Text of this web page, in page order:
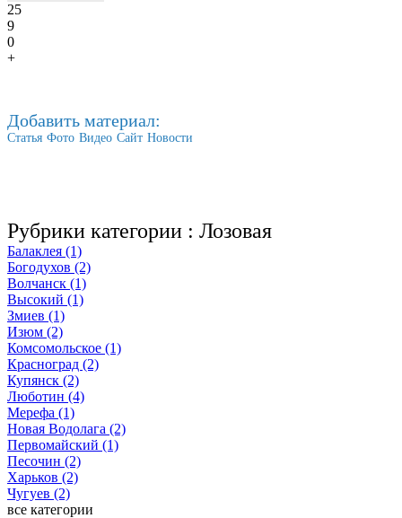
25
9
0
+
Добавить материал:
Статья Фото Видео Сайт Новости
Рубрики категории : Лозовая
Балаклея (1)
Богодухов (2)
Волчанск (1)
Высокий (1)
Змиев (1)
Изюм (2)
Комсомольское (1)
Красноград (2)
Купянск (2)
Люботин (4)
Мерефа (1)
Новая Водолага (2)
Первомайский (1)
Песочин (2)
Харьков (2)
Чугуев (2)
все категории